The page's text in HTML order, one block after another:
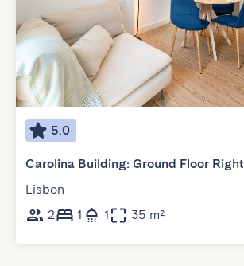
5.0
Carolina Building: Ground Floor Right
Lisbon
2
1 1 35 m²